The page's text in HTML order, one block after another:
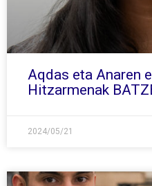
Aqdas eta Anaren
Hitzarmenak
2024/05/21